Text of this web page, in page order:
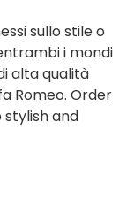
sullo stile o
i mondi
alta qualità
Romeo. Order
and